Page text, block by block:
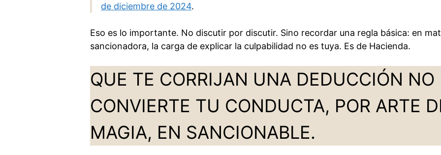
de diciembre de 2024.
Eso es lo importante. No discutir por discutir. Sino recordar una regla básica: en
sancionadora, la carga de explicar la culpabilidad no es tuya. Es de Hacienda.
QUE TE CORRIJAN UNA DEDUCCIÓN NO
CONVIERTE TU CONDUCTA, POR ARTE
MAGIA, EN SANCIONABLE.